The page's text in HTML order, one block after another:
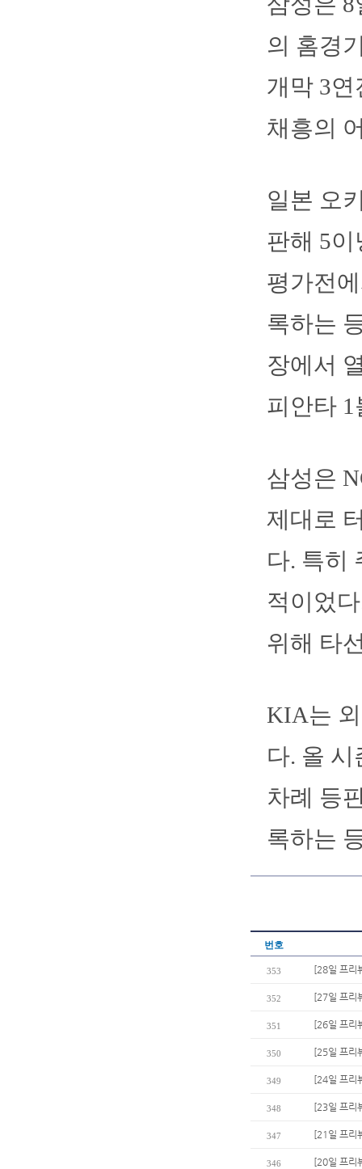
의 홈경
개막 3
채흥의
일본 오
판해 5
평가전
록하는
장에서
피안타
삼성은
제대로
다. 특히
적이었
위해 타
KIA는
다. 올
차례 등
록하는
번호
353 [28일 프리
352 [27일 프리
351 [26일 프리
350 [25일 프리
349 [24일 프리
348 [23일 프리
347 [21일 프리
346 [20일 프리